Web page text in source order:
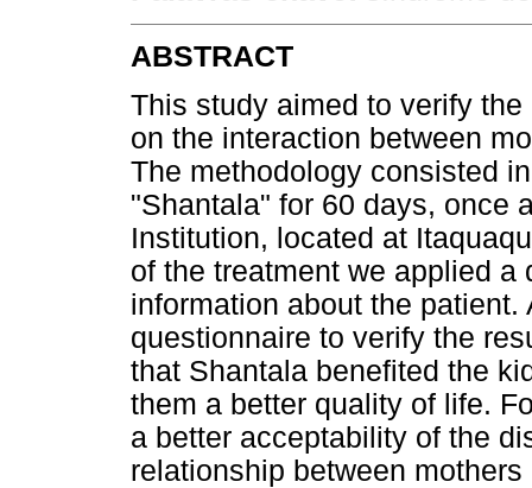
ABSTRACT
This study aimed to verify
on the interaction between
The methodology consisted
"Shantala" for 60 days, once
Institution, located at
of the treatment we applied
information about the
questionnaire to verify the
that Shantala benefited the
them a better quality of life.
a better acceptability of the
relationship between mothers